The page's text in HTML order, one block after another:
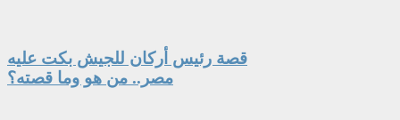
قصة رئيس أركان للجيش بكت عليه
مصر.. من هو وما قصته؟